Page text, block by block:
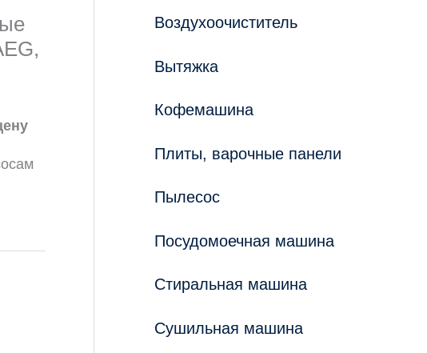
Воздухоочиститель
Вытяжка
Кофемашина
Плиты, варочные панели
Пылесос
Посудомоечная машина
Стиральная машина
Сушильная машина